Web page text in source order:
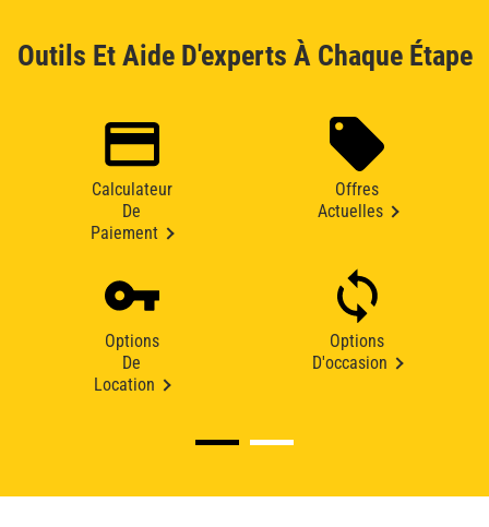
Outils Et Aide D'experts À Chaque Étape
Calculateur
De
Paiement
Offres
Actuelles
Options
De
Location
Options
D'occasion